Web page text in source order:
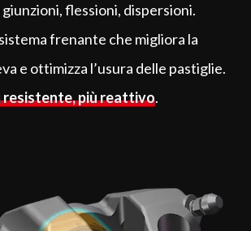
flessioni, dispersioni.
frenante che migliora la
e ottimizza l’usura delle pastiglie.
resistente, più reattivo.